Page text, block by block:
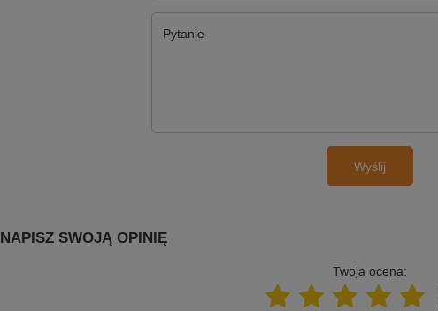
Pytanie
Wyślij
NAPISZ SWOJĄ OPINIĘ
Twoja ocena: